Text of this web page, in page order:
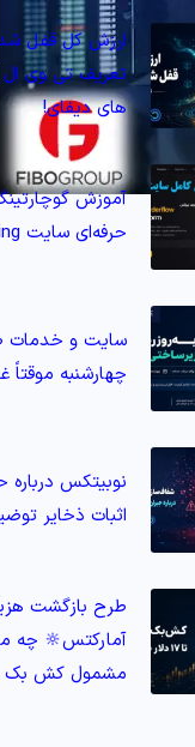
ارزش کل قفل
های دیفای!
آموزش
حرفه‌ای سایت gocharting برای تریدرها!
سایت و خدمات
چهارشنبه
نوبیتکس درباره
اثبات ذخایر
طرح بازگشت
مشمول کش‌ بک